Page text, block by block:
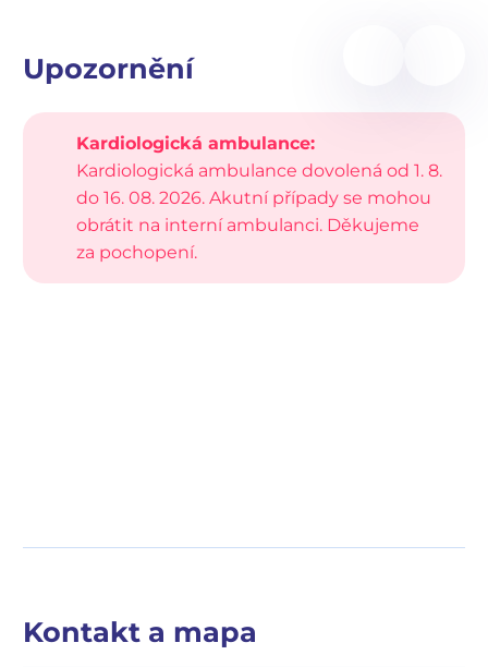
Upozornění
Kardiologická ambulance:
Kardiologická ambulance dovolená od 1. 8.
do 16. 08. 2026. Akutní případy se mohou
obrátit na interní ambulanci. Děkujeme
za pochopení.
Kontakt a mapa